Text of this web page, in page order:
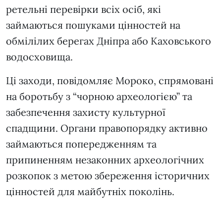
ретельні перевірки всіх осіб, які
займаються пошуками цінностей на
обмілілих берегах Дніпра або Каховського
водосховища.
Ці заходи, повідомляє Мороко, спрямовані
на боротьбу з “чорною археологією” та
забезпечення захисту культурної
спадщини. Органи правопорядку активно
займаються попередженням та
припиненням незаконних археологічних
розкопок з метою збереження історичних
цінностей для майбутніх поколінь.